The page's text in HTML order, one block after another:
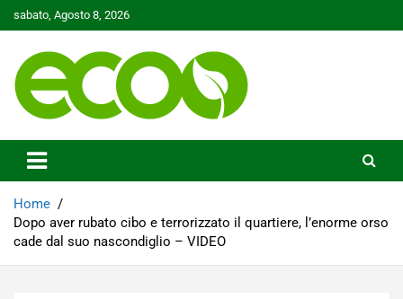
to
sabato, Agosto 8, 2026
Ecoo.it
Home
Dopo aver rubato cibo e terrorizzato il quartiere, l’enorme orso
cade dal suo nascondiglio – VIDEO